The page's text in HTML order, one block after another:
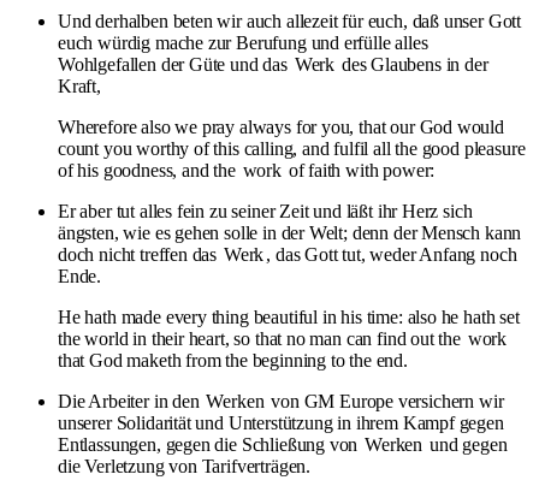
Und derhalben beten wir auch allezeit für euch, daß unser Gott
euch würdig mache zur Berufung und erfülle alles
Wohlgefallen der Güte und das Werk des Glaubens in der
Kraft,
Wherefore also we pray always for you, that our God would
count you worthy of this calling, and fulfil all the good pleasure
of his goodness, and the work of faith with power:
Er aber tut alles fein zu seiner Zeit und läßt ihr Herz sich
ängsten, wie es gehen solle in der Welt; denn der Mensch kann
doch nicht treffen das Werk, das Gott tut, weder Anfang noch
Ende.
He hath made every thing beautiful in his time: also he hath set
the world in their heart, so that no man can find out the work
that God maketh from the beginning to the end.
Die Arbeiter in den Werken von GM Europe versichern wir
unserer Solidarität und Unterstützung in ihrem Kampf gegen
Entlassungen, gegen die Schließung von Werken und gegen
die Verletzung von Tarifverträgen.